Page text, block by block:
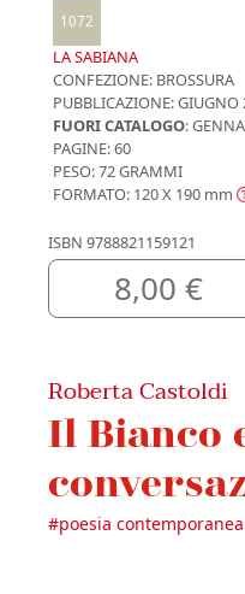
1072
LA SABIANA
CONFEZIONE: BROSSURA
PUBBLICAZIONE:GIUGNO
FUORI CATALOGO:
PAGINE: 60
PESO: 72 GRAMMI
FORMATO: 120 X 190 mm
ISBN 9788821159121
8,00 €
Roberta Castoldi
Il Bianco
#poesia contemporanea